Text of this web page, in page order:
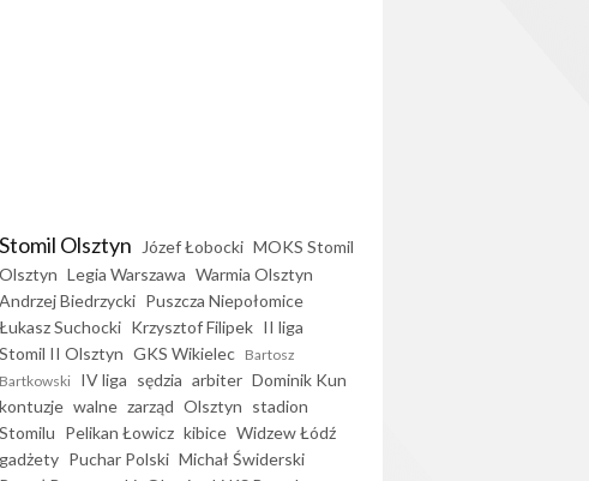
Stomil Olsztyn Józef Łobocki MOKS Stomil
Olsztyn Legia Warszawa Warmia Olsztyn
Andrzej Biedrzycki Puszcza Niepołomice
Łukasz Suchocki Krzysztof Filipek II liga
Stomil II Olsztyn GKS Wikielec Bartosz
Bartkowski IV liga sędzia arbiter Dominik Kun
kontuzje walne zarząd Olsztyn stadion
Stomilu Pelikan Łowicz kibice Widzew Łódź
gadżety Puchar Polski Michał Świderski